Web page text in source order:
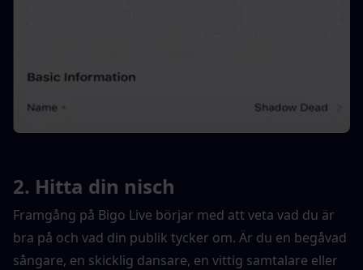
2. Hitta din nisch
Framgång på Bigo Live börjar med att veta vad du är
bra på och vad din publik tycker om. Är du en begåvad
sångare, en skicklig dansare, en vittig samtalare eller